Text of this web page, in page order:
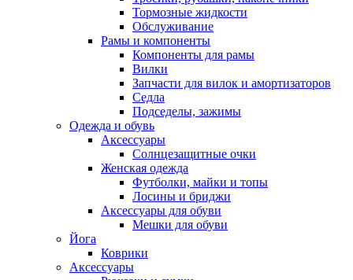
Тормозные жидкости
Обслуживание
Рамы и компоненты
Компоненты для рамы
Вилки
Запчасти для вилок и амортизаторов
Седла
Подседелы, зажимы
Одежда и обувь
Аксессуары
Солнцезащитные очки
Женская одежда
Футболки, майки и топы
Лосины и бриджи
Аксессуары для обуви
Мешки для обуви
Йога
Коврики
Аксессуары